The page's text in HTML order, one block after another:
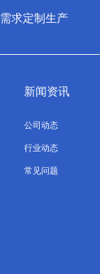
需求定制生产
新闻资讯
公司动态
行业动态
常见问题